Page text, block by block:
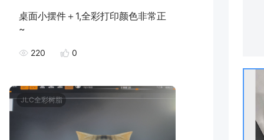
桌面小摆件＋1,全彩打印颜色非常正
~
220 0
JLC全彩树脂